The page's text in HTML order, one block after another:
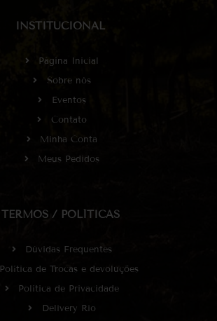
INSTITUCIONAL
Página Inicial
Sobre nós
Eventos
Contato
Minha Conta
Meus Pedidos
TERMOS / POLÍTICAS
Dúvidas Frequentes
Política de Trocas e devoluções
Política de Privacidade
Delivery Rio